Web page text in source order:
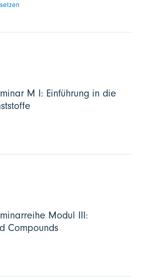
M I: Einführung in die
Modul III:
Compounds